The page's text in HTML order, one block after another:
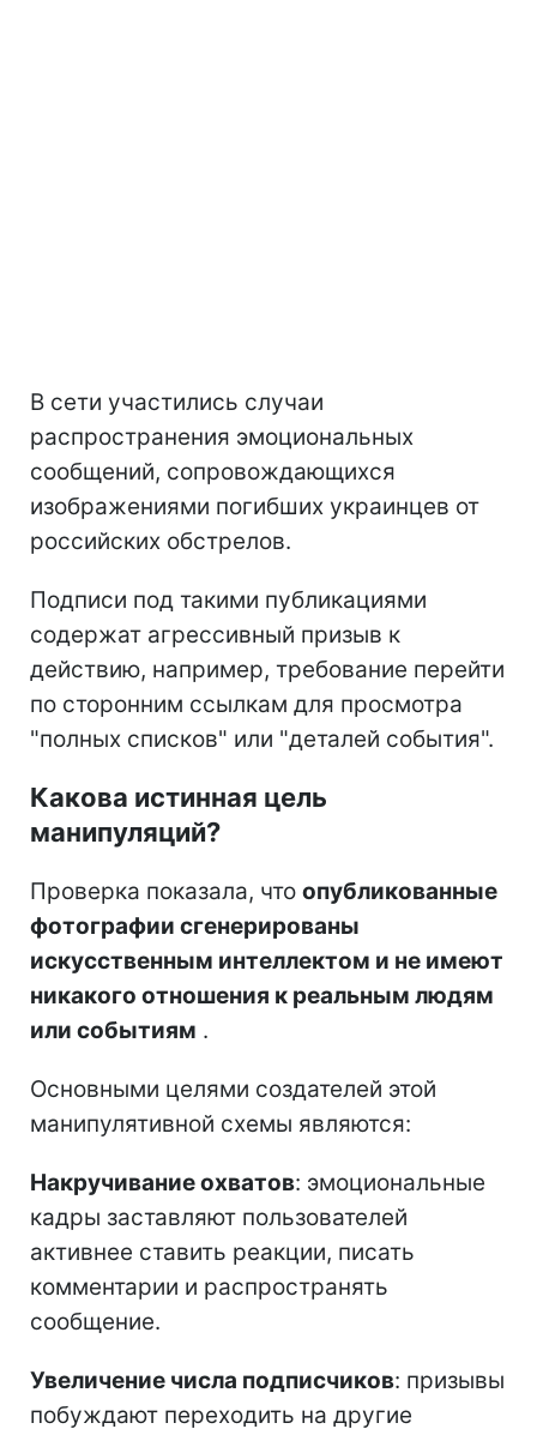
В сети участились случаи
распространения эмоциональных
сообщений, сопровождающихся
изображениями погибших украинцев от
российских обстрелов.
Подписи под такими публикациями
содержат агрессивный призыв к
действию, например, требование перейти
по сторонним ссылкам для просмотра
"полных списков" или "деталей события".
Какова истинная цель
манипуляций?
Проверка показала, что опубликованные
фотографии сгенерированы
искусственным интеллектом и не имеют
никакого отношения к реальным людям
или событиям .
Основными целями создателей этой
манипулятивной схемы являются:
Накручивание охватов: эмоциональные
кадры заставляют пользователей
активнее ставить реакции, писать
комментарии и распространять
сообщение.
Увеличение числа подписчиков: призывы
побуждают переходить на другие